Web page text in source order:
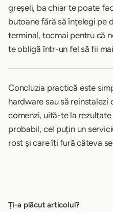
greșeli, ba chiar te poate
butoane fără să înțelegi pe
terminal, tocmai pentru că
te obligă într-un fel să fii
Concluzia practică este
hardware sau să
comenzi, uită-te la
probabil, cel puțin un
rost și care îți fură câteva
Ți-a plăcut articolul?